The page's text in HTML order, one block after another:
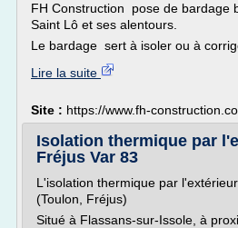
FH Construction pose de bardage
Saint Lô et ses alentours.
Le bardage sert à isoler ou à
Lire la suite
Site : https://www.fh-
Isolation thermique par
Fréjus Var 83
L'isolation thermique par
(Toulon, Fréjus)
Situé à Flassans-sur-Issole, à